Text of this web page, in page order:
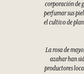
corporación de
perfumar sus
el cultivo de
La rosa de
azahar han
productores